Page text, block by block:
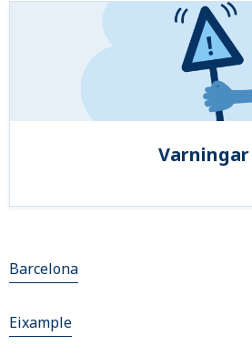
Varningar
Barcelona
Eixample